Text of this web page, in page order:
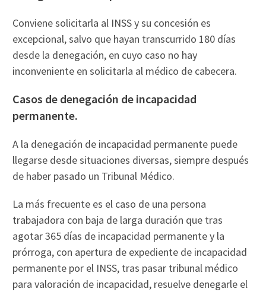
Conviene solicitarla al INSS y su concesión es
excepcional, salvo que hayan transcurrido 180 días
desde la denegación, en cuyo caso no hay
inconveniente en solicitarla al médico de cabecera.
Casos de denegación de incapacidad
permanente.
A la denegación de incapacidad permanente puede
llegarse desde situaciones diversas, siempre después
de haber pasado un Tribunal Médico.
La más frecuente es el caso de una persona
trabajadora con baja de larga duración que tras
agotar 365 días de incapacidad permanente y la
prórroga, con apertura de expediente de incapacidad
permanente por el INSS, tras pasar tribunal médico
para valoración de incapacidad, resuelve denegarle el